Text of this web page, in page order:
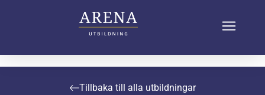
Tillbaka till alla utbildningar